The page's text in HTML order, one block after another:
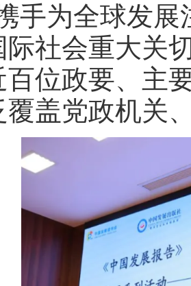
手为全球发
际社会重大关
百位政要、主
覆盖党政机关